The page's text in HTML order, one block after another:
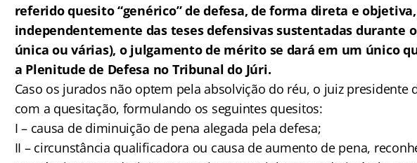
referido quesito “genérico” de defesa, de forma direta e objetiva,
independentemente das teses defensivas sustentadas durante
única ou várias), o julgamento de mérito se dará em um único
a Plenitude de Defesa no Tribunal do Júri.
Caso os jurados não optem pela absolvição do réu, o juiz presidente
com a quesitação, formulando os seguintes quesitos:
I – causa de diminuição de pena alegada pela defesa;
II – circunstância qualificadora ou causa de aumento de pena,